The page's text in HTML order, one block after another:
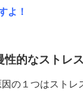
よ！
的なストレス
の１つはスト